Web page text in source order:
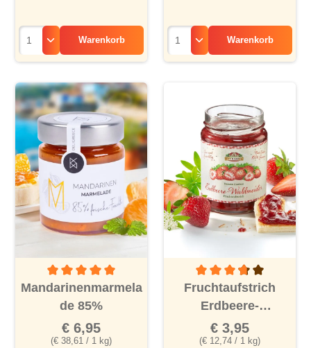
Warenkorb Warenkorb
Durchschnittliche Bewertung von 5 von 5 Sternen
Mandarinenmarmela
de 85%
(€ 38,61 / 1 kg)
€ 6,95
Durchschnittliche
Fruchtaufstrich
Erdbeere-
Waldmeister
(€ 12,74 / 1 kg)
€ 3,95